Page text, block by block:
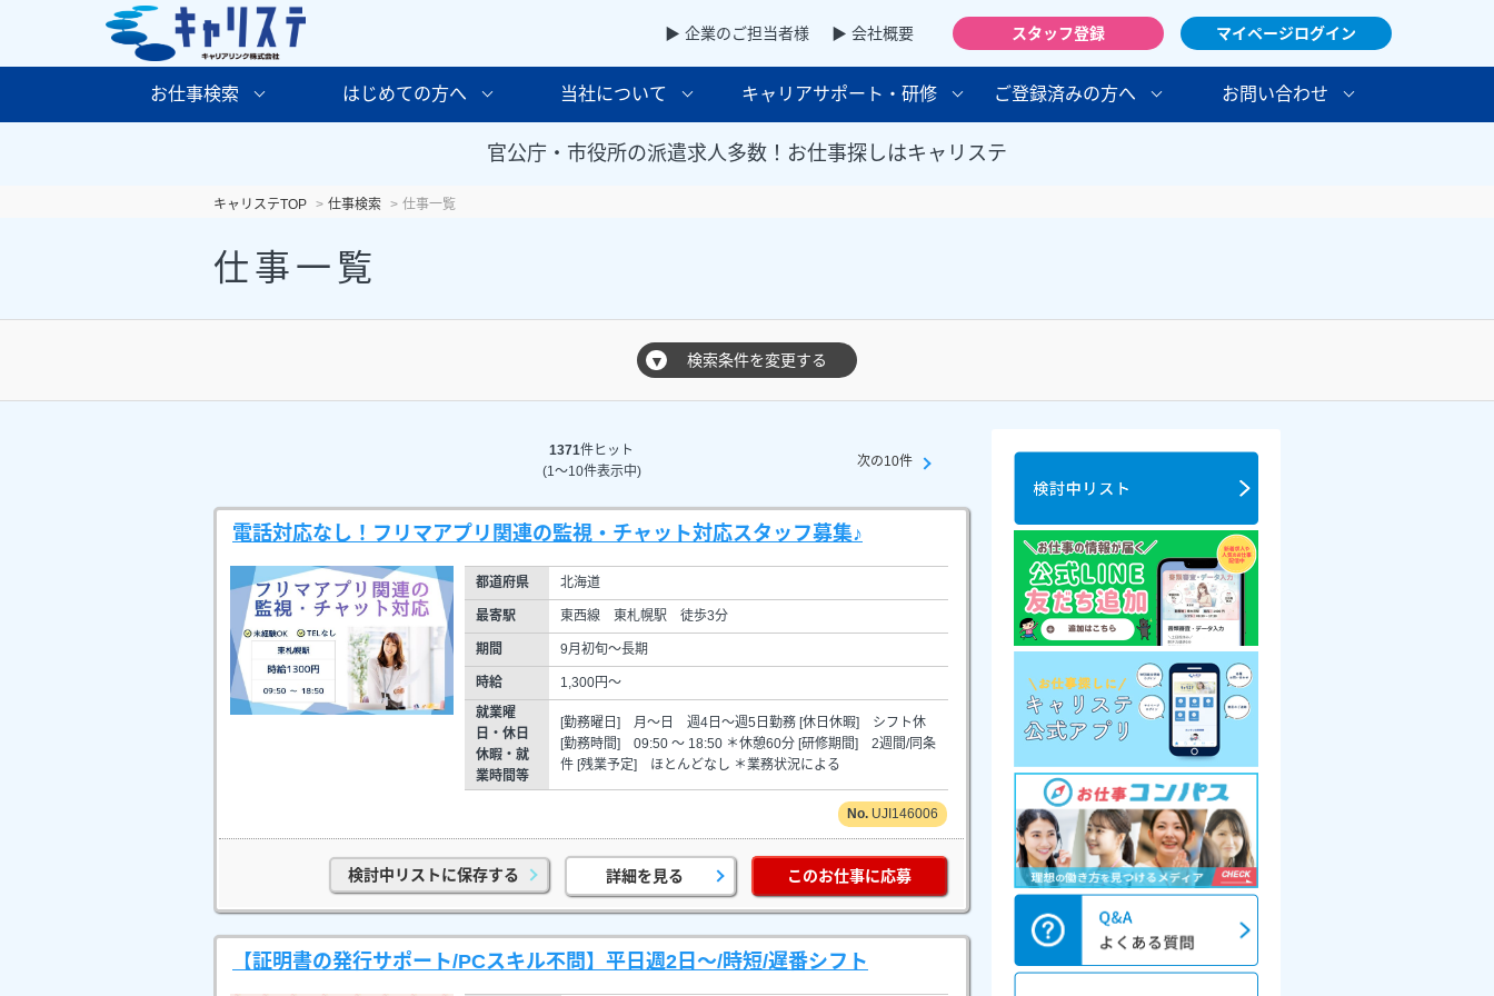
▶ 企業のご担当者様 ▶ 会社概要 スタッフ登録 マイページログイン
お仕事検索 はじめての方へ 当社について キャリアサポート・研修 ご登録済みの方へ お問い合わせ
官公庁・市役所の派遣求人多数！お仕事探しはキャリステ
キャリステTOP 仕事検索 仕事一覧
仕事一覧
▼ 検索条件を変更する
1371件ヒット
(1～10件表示中)
次の10件
電話対応なし！フリマアプリ関連の監視・チャット対応スタッフ募集♪
都道府県 北海道
最寄駅 東西線 東札幌駅 徒歩3分
期間 9月初旬～長期
時給
1,300円～
就業曜
日・休日
休暇・就
業時間等
[勤務曜日] 月～日 週4日～週5日勤務 [休日休暇] シフト休
[勤務時間] 09:50 ～ 18:50 ＊休憩60分 [研修期間] 2週間/同条
件 [残業予定] ほとんどなし ＊業務状況による
UJI146006
検討中リストに保存する 詳細を見る このお仕事に応募
【証明書の発行サポート/PCスキル不問】平日週2日～/時短/遅番シフト